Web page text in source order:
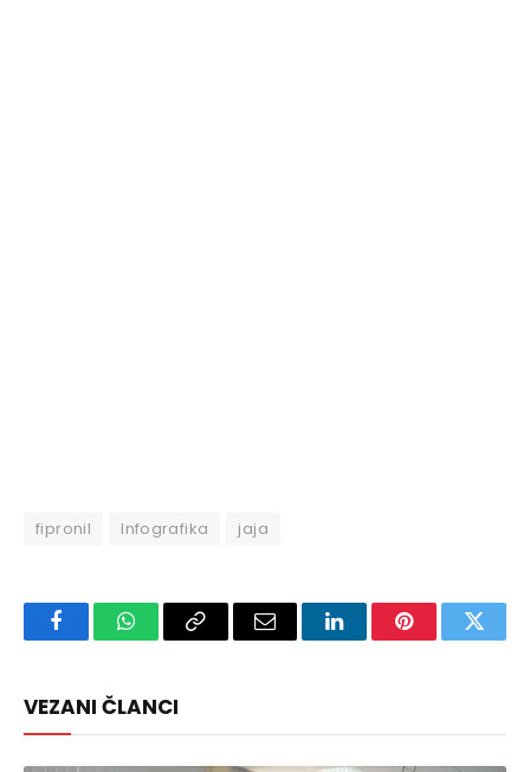
fipronil Infografika jaja
FacebookWhatsAppCopy
Email LinkedInPinterest
VEZANI ČLANCI